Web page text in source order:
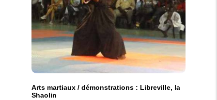
Arts martiaux / démonstrations : Libreville, la
Shaolin